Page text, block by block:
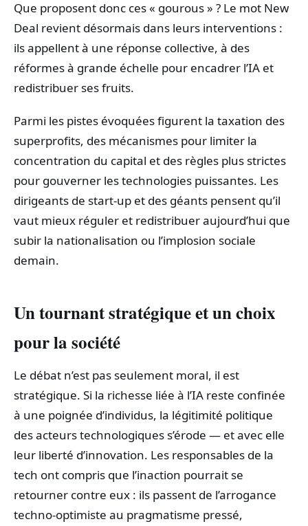
Que proposent donc ces « gourous » ? Le mot New
Deal revient désormais dans leurs interventions :
ils appellent à une réponse collective, à des
réformes à grande échelle pour encadrer l’IA et
redistribuer ses fruits.
Parmi les pistes évoquées figurent la taxation des
superprofits, des mécanismes pour limiter la
concentration du capital et des règles plus strictes
pour gouverner les technologies puissantes. Les
dirigeants de start-up et des géants pensent qu’il
vaut mieux réguler et redistribuer aujourd’hui que
subir la nationalisation ou l’implosion sociale
demain.
Un tournant stratégique et un choix
pour la société
Le débat n’est pas seulement moral, il est
stratégique. Si la richesse liée à l’IA reste confinée
à une poignée d’individus, la légitimité politique
des acteurs technologiques s’érode — et avec elle
leur liberté d’innovation. Les responsables de la
tech ont compris que l’inaction pourrait se
retourner contre eux : ils passent de l’arrogance
techno-optimiste au pragmatisme pressé,